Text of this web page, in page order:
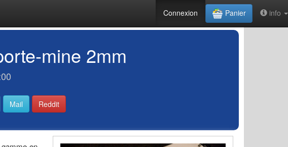
Connexion Panier info
mine 2mm
Mail Reddit